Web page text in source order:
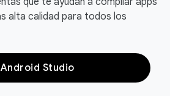
alta calidad para todos los
Studio